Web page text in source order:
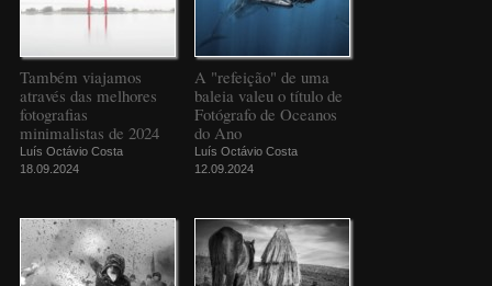
Também viajamos
através das melhores
fotografias
minimalistas de 2024
Luís Octávio Costa
18.09.2024
A "refeição" de uma
baleia valeu o título de
Fotógrafo de Oceanos
do Ano
Luís Octávio Costa
12.09.2024